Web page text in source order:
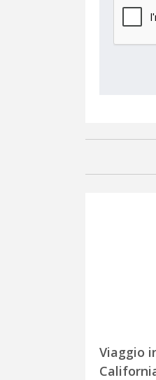
Viaggio